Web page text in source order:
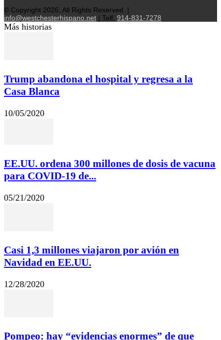
© Copyright 2026, All Rights Reserved. |
info@westchesterhispano.net | Telf. 914-831-7278
Más historias
Trump abandona el hospital y regresa a la
Casa Blanca
10/05/2020
EE.UU. ordena 300 millones de dosis de vacuna
para COVID-19 de...
05/21/2020
Casi 1,3 millones viajaron por avión en
Navidad en EE.UU.
12/28/2020
Pompeo: hay “evidencias enormes” de que